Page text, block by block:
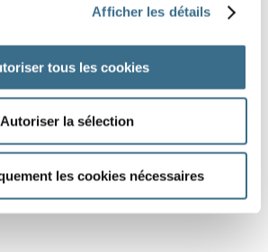
Afficher les détails
tous les cookies
Autoriser la sélection
les cookies nécessaires